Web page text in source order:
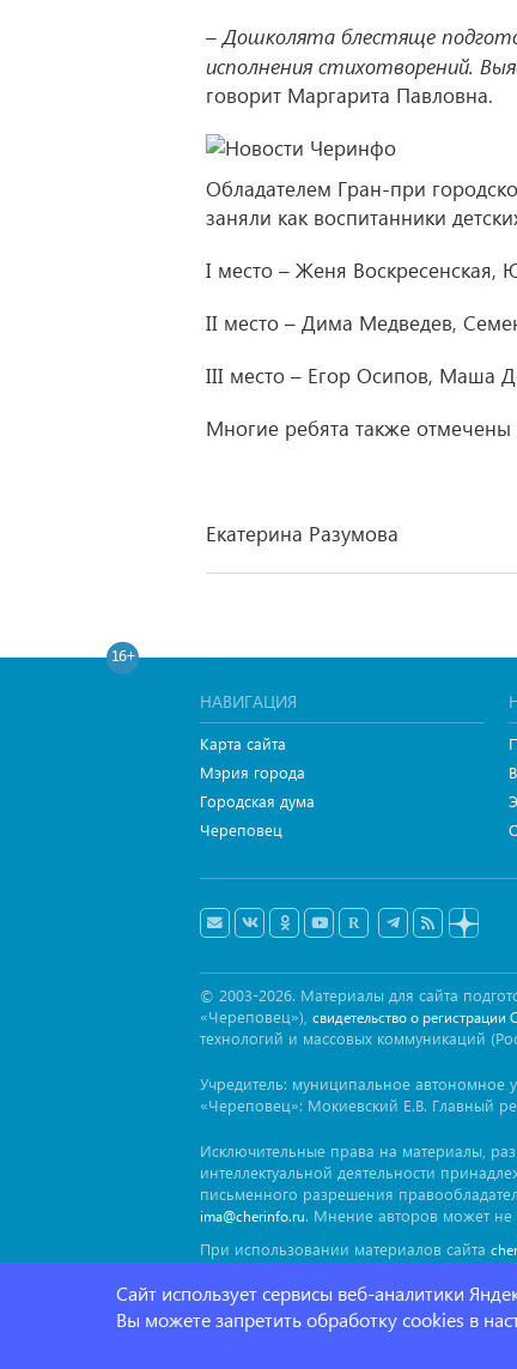
– Дошколята блестяще
исполнения стихотворений.
говорит Маргарита Павловна.
Обладателем Гран-при
заняли как воспитанники
I место – Женя Воскресенская,
II место – Дима Медведев,
III место – Егор Осипов, Маша
Многие ребята также
Екатерина Разумова
16+
НАВИГАЦИЯ
Карта сайта
Мэрия города
Городская дума
Череповец
© 2003-2026. Материалы для сайта
«Череповец»), свидетельство о регистрации
технологий и массовых коммуникаций
Учредитель: муниципальное
«Череповец»: Мокиевский Е.В. Главный
Исключительные права на материалы,
интеллектуальной деятельности
письменного разрешения
ima@cherinfo.ru. Мнение авторов может не
При использовании материалов сайта
блока.
Политика конфеденциальности
Сайт использует сервисы веб-аналитики
Вы можете запретить обработку cookies в